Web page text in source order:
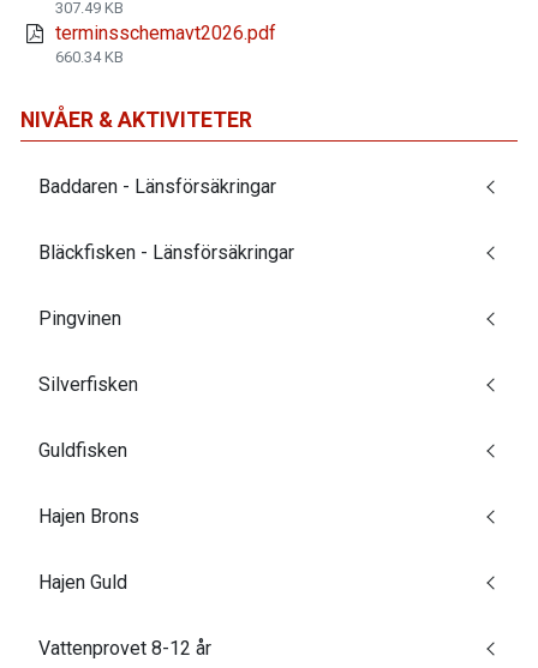
307.49 KB
terminsschemavt2026.pdf
660.34 KB
NIVÅER & AKTIVITETER
Baddaren - Länsförsäkringar
Bläckfisken - Länsförsäkringar
Pingvinen
Silverfisken
Guldfisken
Hajen Brons
Hajen Guld
Vattenprovet 8-12 år